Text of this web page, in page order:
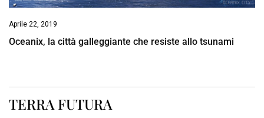
Aprile 22, 2019
Oceanix, la città galleggiante che resiste allo tsunami
TERRA FUTURA